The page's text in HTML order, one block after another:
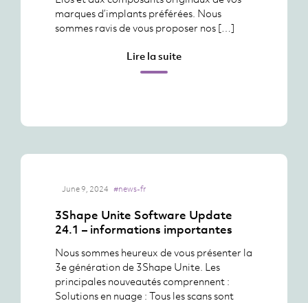
marques d’implants préférées. Nous
sommes ravis de vous proposer nos […]
Lire la suite
June 9, 2024 #news-fr
3Shape Unite Software Update
24.1 – informations importantes
Nous sommes heureux de vous présenter la
3e génération de 3Shape Unite. Les
principales nouveautés comprennent :
Solutions en nuage : Tous les scans sont